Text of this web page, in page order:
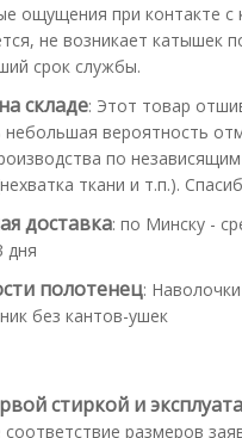
ощущения при контакте с
не возникает катышек
срок службы.
складе: Этот товар
небольшая вероятность
по
ткани и т.п.).
доставка: по Минску -
дня
полотенец:
без кантов-ушек
стиркой и
размеров